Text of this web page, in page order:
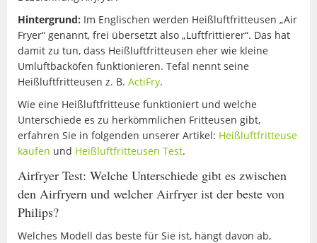
Hintergrund: Im Englischen werden Heißluftfritteusen „Air
Fryer“ genannt, frei übersetzt also „Luftfrittierer“. Das hat
damit zu tun, dass Heißluftfritteusen eher wie kleine
Umluftbacköfen funktionieren. Tefal nennt seine
Heißluftfritteusen z. B. ActiFry.
Wie eine Heißluftfritteuse funktioniert und welche
Unterschiede es zu herkömmlichen Fritteusen gibt,
erfahren Sie in folgenden unserer Artikel: Heißluftfritteuse
kaufen und Heißluftfritteusen Test.
Airfryer Test: Welche Unterschiede gibt es zwischen
den Airfryern und welcher Airfryer ist der beste von
Philips?
Welches Modell das beste für Sie ist, hängt davon ab,